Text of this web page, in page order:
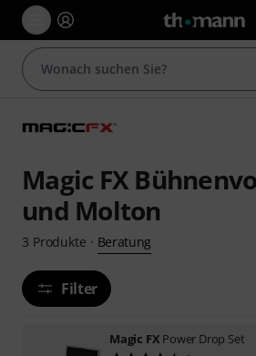
Magic FX
und Molton
3 Produkte · Beratung
Filter
Magic FX Power Drop Set